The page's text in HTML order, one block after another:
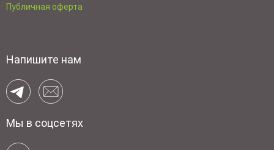
Публичная оферта
Напишите нам
Мы в соцсетях